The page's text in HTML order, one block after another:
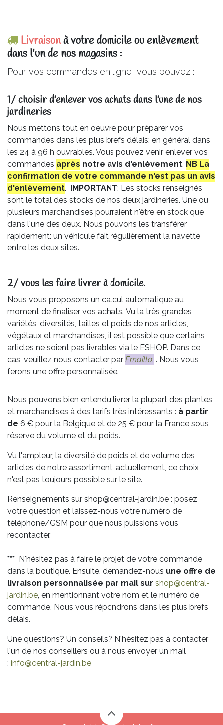
Livraisonà votre domicile ou enlèvement
dans l'un de nos magasins :
Pour vos commandes en ligne, vous pouvez :
1/ choisir d'enlever vos achats dans l'une de nos
jardineries​
Nous mettons tout en oeuvre pour préparer vos
commandes dans les plus brefs délais: en général dans
les 24 à 96 h ouvrables. Vous pouvez venir enlever vos
commandes après notre avis d'enlèvement. NB La
confirmation de votre commande n'est pas un avis
d'enlèvement. IMPORTANT: Les stocks renseignés
sont le total des stocks de nos deux jardineries. Une ou
plusieurs marchandises pourraient n'être en stock que
dans l'une des deux. Nous pouvons les transférer
rapidement: un véhicule fait régulièrement la navette
entre les deux sites.
2/ vous les faire livrer à domicile.
Nous vous proposons un calcul automatique au
moment de finaliser vos achats. Vu la très grandes
variétés, diversités, tailles et poids de nos articles,
végétaux et marchandises, il est possible que certains
articles ne soient pas livrables via le ESHOP. Dans ce
cas, veuillez nous contacter par Emailto: . Nous vous
ferons une offre personnalisée.
Nous pouvons bien entendu livrer la plupart des plantes
et marchandises à des tarifs très intéressants : à partir
de 6 € pour la Belgique et de 25 € pour la France sous
réserve du volume et du poids.
Vu l'ampleur, la diversité de poids et de volume des
articles de notre assortiment, actuellement, ce choix
n'est pas toujours possible sur le site.
Renseignements sur shop@central-jardin.be : posez
votre question et laissez-nous votre numéro de
téléphone/GSM pour que nous puissions vous
recontacter.
*** N'hésitez pas à faire le projet de votre commande
dans la boutique. Ensuite, demandez-nous une offre de
livraison personnalisée par mail sur shop@central-
jardin.be , en mentionnant votre nom et le numéro de
commande. Nous vous répondrons dans les plus brefs
délais.
Une questions? Un conseils? N'hésitez pas à contacter
l'un de nos conseillers ou à nous envoyer un mail
: info@central-jardin.be